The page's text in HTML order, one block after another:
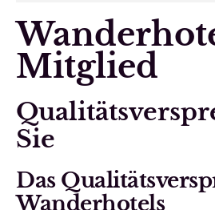
Mitglied
Sie
Das
Wanderhotels